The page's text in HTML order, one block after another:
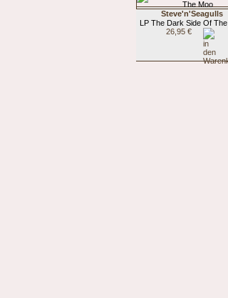
Steve'n'Seagulls
LP The Dark Side Of
26,95 €